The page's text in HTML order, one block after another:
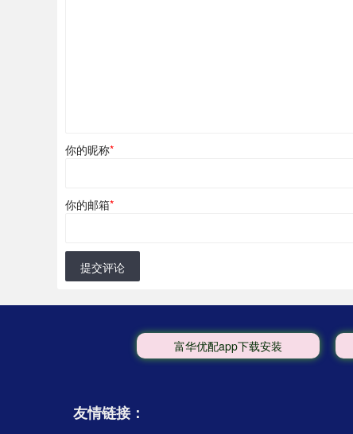
你的昵称*
你的邮箱*
提交评论
富华优配app下载安装
友情链接：